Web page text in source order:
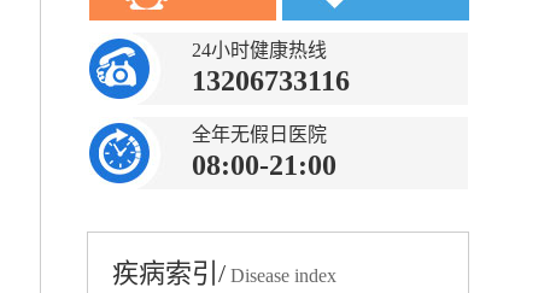
24小时健康热线
13206733116
全年无假日医院
08:00-21:00
疾病索引/ Disease index